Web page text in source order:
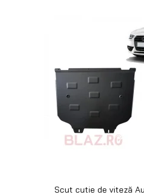
Scut cutie de viteză